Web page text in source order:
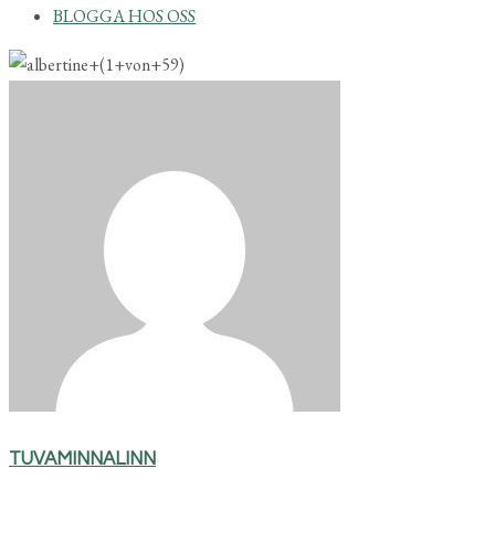
BLOGGA HOS OSS
TUVAMINNALINN